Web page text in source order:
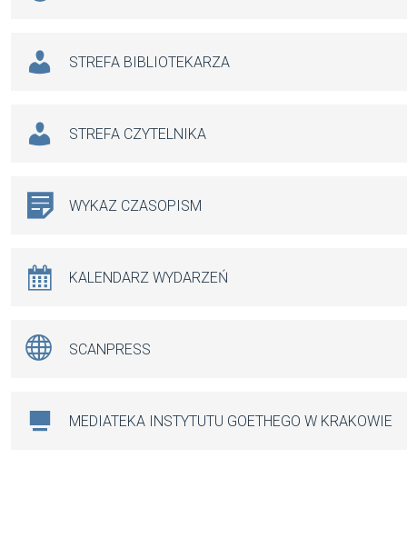
STREFA BIBLIOTEKARZA
STREFA CZYTELNIKA
WYKAZ CZASOPISM
KALENDARZ WYDARZEŃ
SCANPRESS
MEDIATEKA INSTYTUTU GOETHEGO W KRAKOWIE